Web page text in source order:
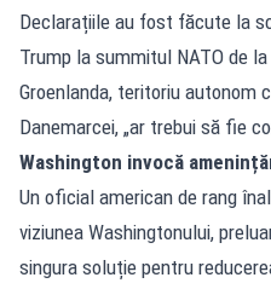
Declarațiile au fost făcute la
Trump la summitul NATO de
Groenlanda, teritoriu autonom
Danemarcei, „ar trebui să fie
Washington invocă
Un oficial american de rang
viziunea Washingtonului,
singura soluție pentru